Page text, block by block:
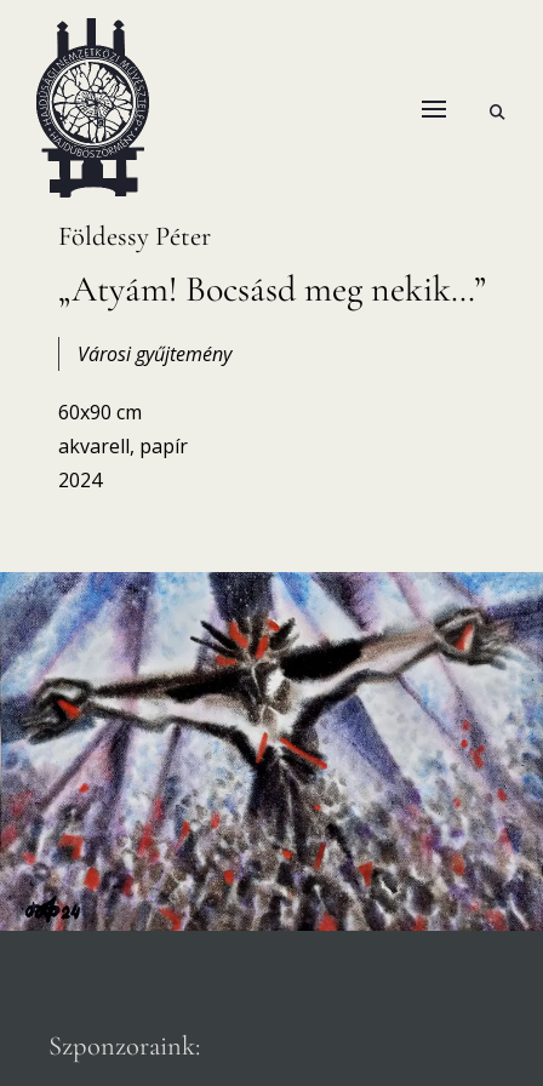
content
HANEMA – Hajdúsági Nemzetközi Művésztelep
open
Földessy Péter
„Atyám! Bocsásd meg nekik…”
Városi gyűjtemény
60x90 cm
akvarell, papír
2024
Szponzoraink: